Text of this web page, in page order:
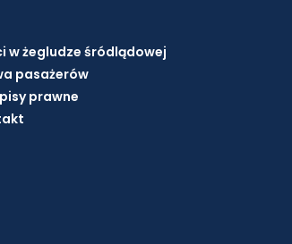
w żegludze śródlądowej
pasażerów
prawne